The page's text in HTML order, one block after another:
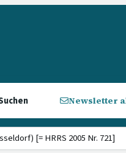
Newsletter
[= HRRS 2005 Nr. 721]